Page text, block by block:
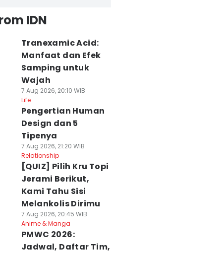
IDN
Tranexamic Acid:
Manfaat dan Efek
Samping untuk
Wajah
7 Aug 2026, 20:10 WIB
Life
Pengertian Human
Design dan 5
Tipenya
7 Aug 2026, 21:20 WIB
Relationship
[QUIZ] Pilih Kru Topi
Jerami Berikut,
Kami Tahu Sisi
Melankolis Dirimu
7 Aug 2026, 20:45 WIB
Anime & Manga
PMWC 2026:
Jadwal, Daftar Tim,